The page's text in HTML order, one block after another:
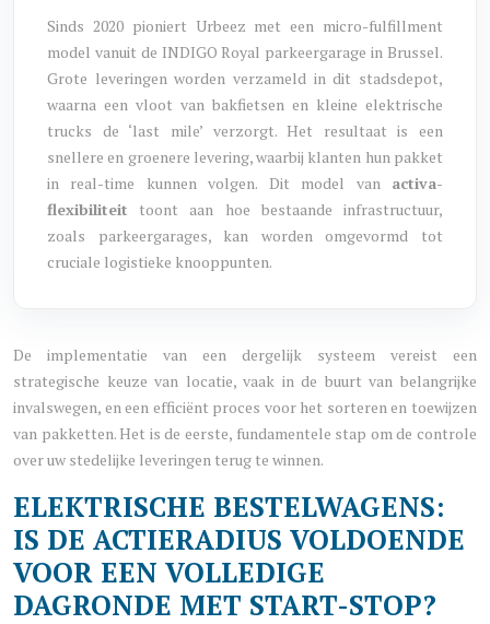
Sinds 2020 pioniert Urbeez met een micro-fulfillment
model vanuit de INDIGO Royal parkeergarage in Brussel.
Grote leveringen worden verzameld in dit stadsdepot,
waarna een vloot van bakfietsen en kleine elektrische
trucks de ‘last mile’ verzorgt. Het resultaat is een
snellere en groenere levering, waarbij klanten hun pakket
in real-time kunnen volgen. Dit model van activa-
flexibiliteit toont aan hoe bestaande infrastructuur,
zoals parkeergarages, kan worden omgevormd tot
cruciale logistieke knooppunten.
De implementatie van een dergelijk systeem vereist een
strategische keuze van locatie, vaak in de buurt van belangrijke
invalswegen, en een efficiënt proces voor het sorteren en toewijzen
van pakketten. Het is de eerste, fundamentele stap om de controle
over uw stedelijke leveringen terug te winnen.
ELEKTRISCHE BESTELWAGENS:
IS DE ACTIERADIUS VOLDOENDE
VOOR EEN VOLLEDIGE
DAGRONDE MET START-STOP?